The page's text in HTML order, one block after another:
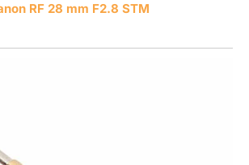
RF 28 mm F2.8 STM